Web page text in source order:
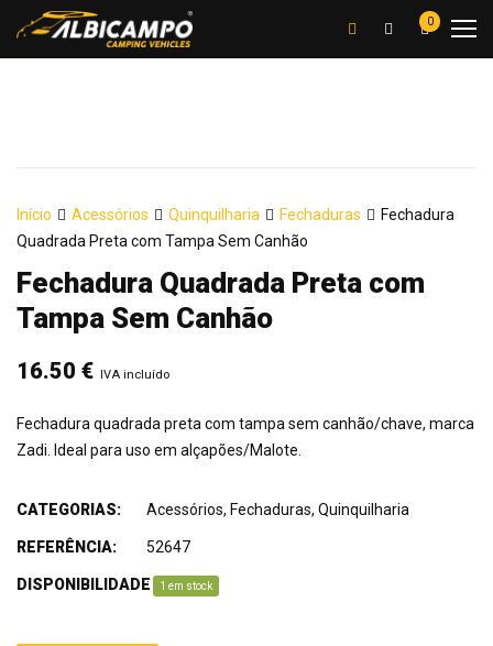
0
Início Acessórios Quinquilharia Fechaduras
Fechadura
Quadrada Preta com Tampa Sem Canhão
Fechadura Quadrada Preta com
Tampa Sem Canhão
16.50 € IVA incluído
Fechadura quadrada preta com tampa sem canhão/chave, marca
Zadi. Ideal para uso em alçapões/Malote.
CATEGORIAS: Acessórios, Fechaduras, Quinquilharia
REFERÊNCIA: 52647
DISPONIBILIDADE: 1 em stock